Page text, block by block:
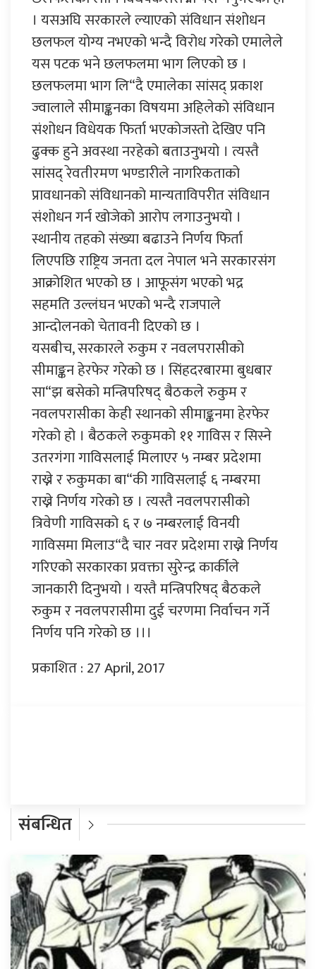
। यसअघि सरकारले ल्याएको संविधान संशोधन
छलफल योग्य नभएको भन्दै विरोध गरेको एमालेले
यस पटक भने छलफलमा भाग लिएको छ ।
छलफलमा भाग लि“दै एमालेका सांसद् प्रकाश
ज्वालाले सीमाङ्कनका विषयमा अहिलेको संविधान
संशोधन विधेयक फिर्ता भएकोजस्तो देखिए पनि
ढुक्क हुने अवस्था नरहेको बताउनुभयो । त्यस्तै
सांसद् रेवतीरमण भण्डारीले नागरिकताको
प्रावधानको संविधानको मान्यताविपरीत संविधान
संशोधन गर्न खोजेको आरोप लगाउनुभयो ।
स्थानीय तहको संख्या बढाउने निर्णय फिर्ता
लिएपछि राष्ट्रिय जनता दल नेपाल भने सरकारसंग
आक्रोशित भएको छ । आफूसंग भएको भद्र
सहमति उल्लंघन भएको भन्दै राजपाले
आन्दोलनको चेतावनी दिएको छ ।
यसबीच, सरकारले रुकुम र नवलपरासीको
सीमाङ्कन हेरफेर गरेको छ । सिंहदरबारमा बुधबार
सा“झ बसेको मन्त्रिपरिषद् बैठकले रुकुम र
नवलपरासीका केही स्थानको सीमाङ्कनमा हेरफेर
गरेको हो । बैठकले रुकुमको ११ गाविस र सिस्ने
उतरगंगा गाविसलाई मिलाएर ५ नम्बर प्रदेशमा
राख्ने र रुकुमका बा“की गाविसलाई ६ नम्बरमा
राख्ने निर्णय गरेको छ । त्यस्तै नवलपरासीको
त्रिवेणी गाविसको ६ र ७ नम्बरलाई विनयी
गाविसमा मिलाउ“दै चार नवर प्रदेशमा राख्ने निर्णय
गरिएको सरकारका प्रवक्ता सुरेन्द्र कार्कीले
जानकारी दिनुभयो । यस्तै मन्त्रिपरिषद् बैठकले
रुकुम र नवलपरासीमा दुई चरणमा निर्वाचन गर्ने
निर्णय पनि गरेको छ ।।।
प्रकाशित : 27 April, 2017
संबन्धित